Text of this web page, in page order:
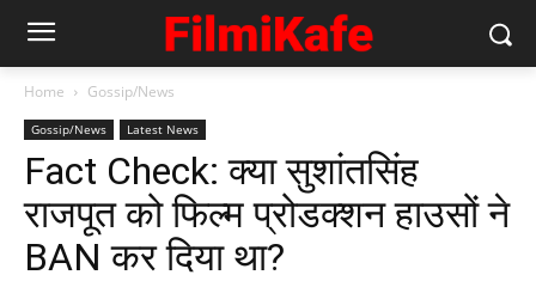
Home Gossip/News
Gossip/News Latest News
Fact Check: क्‍या सुशांतसिंह
राजपूत को फिल्‍म प्रोडक्‍शन हाउसों ने
BAN कर दिया था?